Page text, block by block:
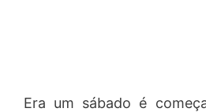
Era um sábado é